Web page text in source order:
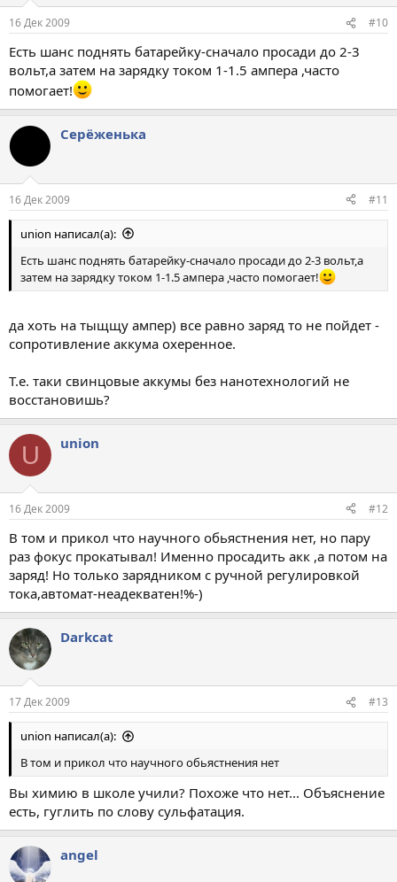
16 Дек 2009 #10
Есть шанс поднять батарейку-сначало просади до 2-3
вольт,а затем на зарядку током 1-1.5 ампера ,часто
помогает!
Серёженька
16 Дек 2009 #11
union написал(а):
Есть шанс поднять батарейку-сначало просади до 2-3 вольт,а
затем на зарядку током 1-1.5 ампера ,часто помогает!
да хоть на тыщщу ампер) все равно заряд то не пойдет -
сопротивление аккума охеренное.
Т.е. таки свинцовые аккумы без нанотехнологий не
восстановишь?
U union
16 Дек 2009 #12
В том и прикол что научного обьястнения нет, но пару
раз фокус прокатывал! Именно просадить акк ,а потом на
заряд! Но только зарядником с ручной регулировкой
тока,автомат-неадекватен!%-)
Darkcat
17 Дек 2009 #13
union написал(а):
В том и прикол что научного обьястнения нет
Вы химию в школе учили? Похоже что нет... Объяснение
есть, гуглить по слову сульфатация.
angel